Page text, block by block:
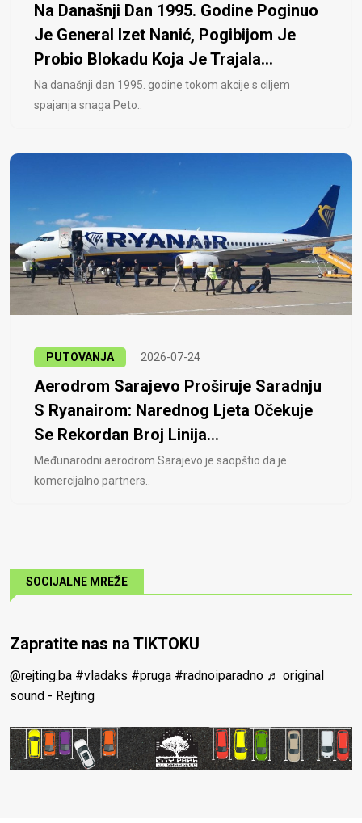
Na Današnji Dan 1995. Godine Poginuo
Je General Izet Nanić, Pogibijom Je
Probio Blokadu Koja Je Trajala...
Na današnji dan 1995. godine tokom akcije s ciljem
spajanja snaga Peto..
PUTOVANJA 2026-07-24
Aerodrom Sarajevo Proširuje Saradnju
S Ryanairom: Narednog Ljeta Očekuje
Se Rekordan Broj Linija...
Međunarodni aerodrom Sarajevo je saopštio da je
komercijalno partners..
SOCIJALNE MREŽE
Zapratite nas na TIKTOKU
@rejting.ba #vladaks #pruga #radnoiparadno ♬ original
sound - Rejting